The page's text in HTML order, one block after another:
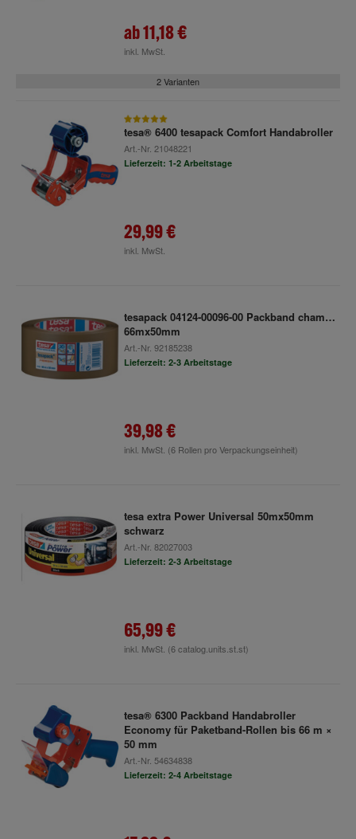
ab11,18 €
inkl. MwSt.
2 Varianten
tesa® 6400 tesapack Comfort Handabroller
Art.-Nr. 21048221
Lieferzeit: 1-2 Arbeitstage
29,99 €
inkl. MwSt.
tesapack 04124-00096-00 Packband chamois
66mx50mm
Art.-Nr. 92185238
Lieferzeit: 2-3 Arbeitstage
39,98 €
inkl. MwSt. (6 Rollen pro Verpackungseinheit)
tesa extra Power Universal 50mx50mm
schwarz
Art.-Nr. 82027003
Lieferzeit: 2-3 Arbeitstage
65,99 €
inkl. MwSt. (6 catalog.units.st.st)
tesa® 6300 Packband Handabroller
Economy für Paketband-Rollen bis 66 m ×
50 mm
Art.-Nr. 54634838
Lieferzeit: 2-4 Arbeitstage